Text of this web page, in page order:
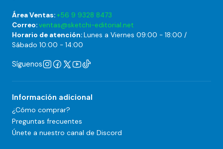
Área Ventas:+56 9 9328 8473
Correo:ventas@sketchi-editorial.net
Horario de atención:Lunes a Viernes 09:00 - 18:00 /
Sábado 10:00 - 14:00
Síguenos
Información adicional
¿Cómo comprar?
Preguntas frecuentes
Únete a nuestro canal de Discord